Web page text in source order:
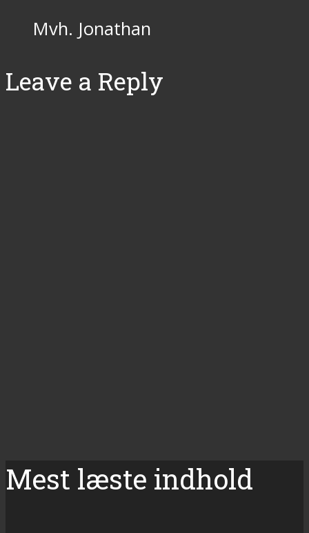
Mvh. Jonathan
Leave a Reply
Mest læste indhold